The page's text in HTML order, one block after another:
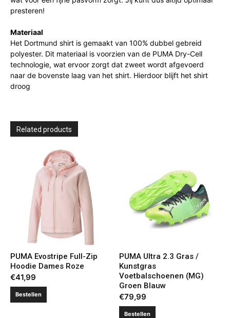
presteren!
Materiaal
Het Dortmund shirt is gemaakt van 100% dubbel gebreid
polyester. Dit materiaal is voorzien van de PUMA Dry-Cell
technologie, wat ervoor zorgt dat zweet wordt afgevoerd
naar de bovenste laag van het shirt. Hierdoor blijft het shirt
droog
Related products
PUMA Evostripe Full-Zip
Hoodie Dames Roze
€41,99
Bestellen
PUMA Ultra 2.3 Gras /
Kunstgras
Voetbalschoenen (MG)
Groen Blauw
€79,99
Bestellen